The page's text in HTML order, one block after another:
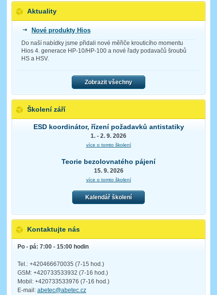
Aktuality
Nové produkty Hios
Do naší nabídky jsme přidali nové měřiče krouticího momentu
Hios 4. generace HP-10/HP-100 a nové řady podavačů šroubů
HS a HSV.
Zobrazit všechny
Školení září
ESD koordinátor, řízení požadavků antistatiky
1. - 2. 9. 2026
více o tomto školení
Teorie bezolovnatého pájení
15. 9. 2026
více o tomto školení
Kalendář školení
Kontaktujte nás
Po - pá: 7:00 - 15:00 hodin
Tel.: +420466670035 (7-15 hod.)
GSM: +420733533932 (7-16 hod.)
Mobil: +420733533976 (7-16 hod.)
E-mail: abetec@abetec.cz